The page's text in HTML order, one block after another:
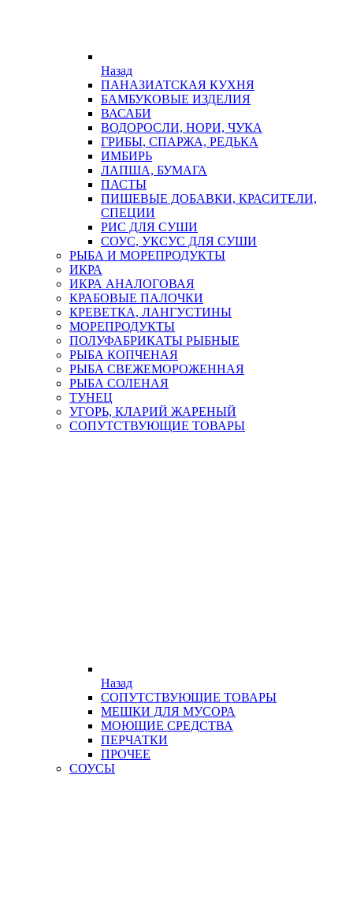
Назад
ПАНАЗИАТСКАЯ КУХНЯ
БАМБУКОВЫЕ ИЗДЕЛИЯ
ВАСАБИ
ВОДОРОСЛИ, НОРИ, ЧУКА
ГРИБЫ, СПАРЖА, РЕДЬКА
ИМБИРЬ
ЛАПША, БУМАГА
ПАСТЫ
ПИЩЕВЫЕ ДОБАВКИ, КРАСИТЕЛИ,
СПЕЦИИ
РИС ДЛЯ СУШИ
СОУС, УКСУС ДЛЯ СУШИ
РЫБА И МОРЕПРОДУКТЫ
ИКРА
ИКРА АНАЛОГОВАЯ
КРАБОВЫЕ ПАЛОЧКИ
КРЕВЕТКА, ЛАНГУСТИНЫ
МОРЕПРОДУКТЫ
ПОЛУФАБРИКАТЫ РЫБНЫЕ
РЫБА КОПЧЕНАЯ
РЫБА СВЕЖЕМОРОЖЕННАЯ
РЫБА СОЛЕНАЯ
ТУНЕЦ
УГОРЬ, КЛАРИЙ ЖАРЕНЫЙ
СОПУТСТВУЮЩИЕ ТОВАРЫ
Назад
СОПУТСТВУЮЩИЕ ТОВАРЫ
МЕШКИ ДЛЯ МУСОРА
МОЮЩИЕ СРЕДСТВА
ПЕРЧАТКИ
ПРОЧЕЕ
СОУСЫ